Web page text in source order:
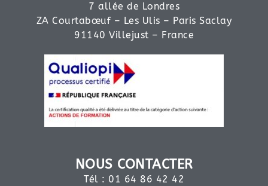
7 allée de Londres
ZA Courtabœuf – Les Ulis – Paris Saclay
91140 Villejust – France
NOUS CONTACTER
Tél : 01 64 86 42 42